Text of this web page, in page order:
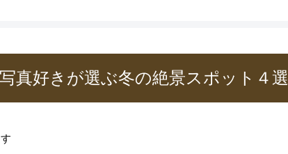
真好きが選ぶ冬の絶景スポット４選